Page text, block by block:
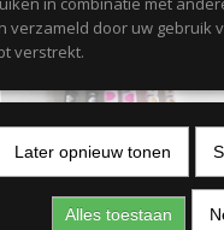
verzameld door uw gebruik
verstrekt.
Later opnieuw tonen
Alles toestaan